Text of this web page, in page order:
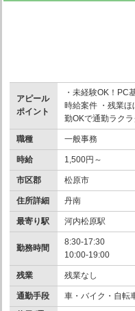
アピール
ポイント
・未経験OK！PC
時給案件 ・残業
勤OKで通勤ラク
職種 一般事務
時給 1,500円～
市区郡 松原市
住所詳細 丹南
最寄り駅 河内松原駅
勤務時間
8:30-17:30
10:00-19:00
残業 残業なし
通勤手段
車・バイク・自転